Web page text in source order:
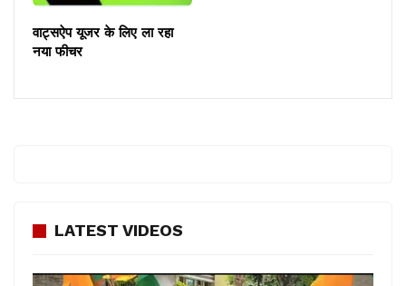
वाट्सऐप यूजर के लिए ला रहा
नया फीचर
LATEST VIDEOS